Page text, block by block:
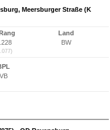
Meersburger Straße (K
Land
BW
VB